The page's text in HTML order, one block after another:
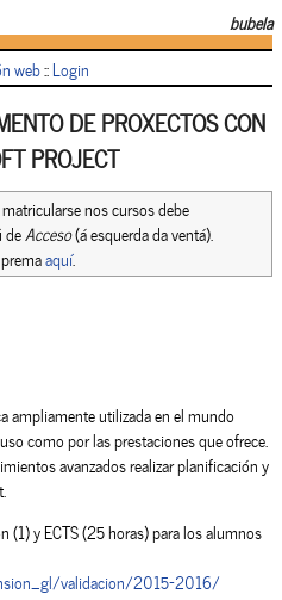
bubela
web::Login
DE PROXECTOS CON
PROJECT
nos cursos debe
deAcceso(á esquerda da ventá).
aquí.
ampliamente utilizada en el mundo
como por las prestaciones que ofrece.
avanzados realizar planificación y
(1) y ECTS (25 horas) para los alumnos
validacion/2015-2016/